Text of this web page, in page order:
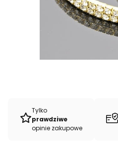
Tylko
prawdziwe
opinie zakupowe